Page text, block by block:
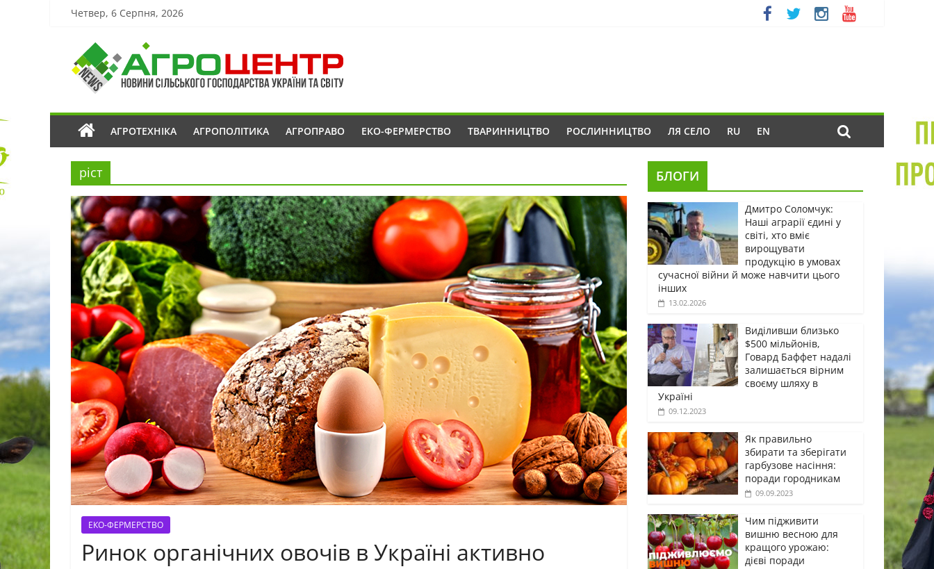
Четвер, 6 Серпня, 2026
АГРОТЕХНІКА АГРОПОЛІТИКА АГРОПРАВО ЕКО-ФЕРМЕРСТВО ТВАРИННИЦТВО РОСЛИННИЦТВО ЛЯ СЕЛО RU EN
ріст
ЕКО-ФЕРМЕРСТВО
Ринок органічних овочів в Україні активно
БЛОГИ
Дмитро Соломчук:
Наші аграрії єдині у
світі, хто вміє
вирощувати
продукцію в умовах
сучасної війни й може навчити цього
інших
13.02.2026
Виділивши близько
$500 мільйонів,
Говард Баффет надалі
залишається вірним
своєму шляху в
Україні
09.12.2023
Як правильно
збирати та зберігати
гарбузове насіння:
поради городникам
09.09.2023
Чим підживити
вишню весною для
кращого урожаю:
дієві поради